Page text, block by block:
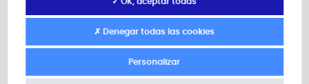
ECI3618720B
Material: Poliamida (PA)
d: M3
✗ Denegar todas las cookies
Personalizar